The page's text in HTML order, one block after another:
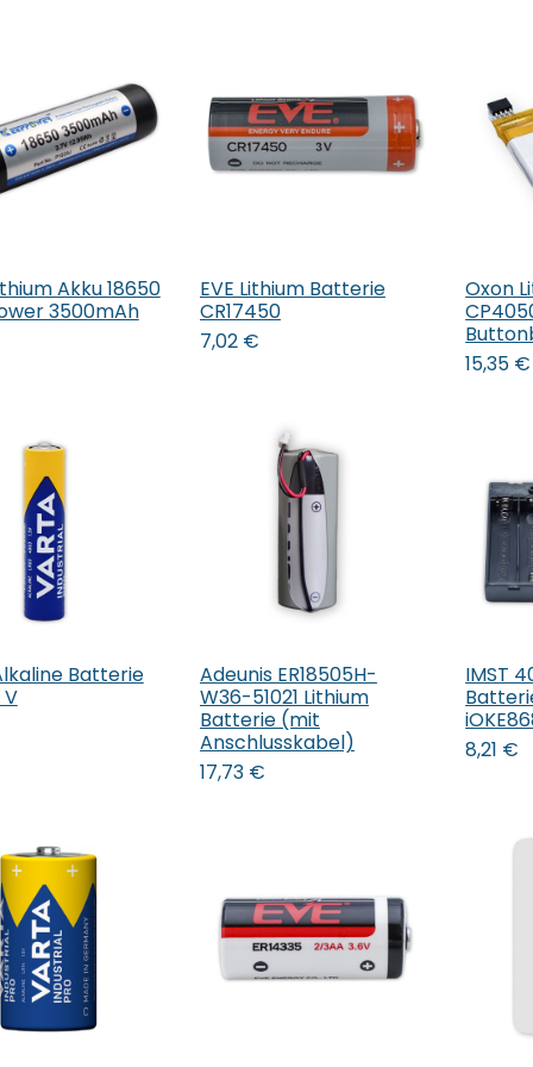
Warenkorb
Akku 18650
3500mAh
In den Warenkorb
EVE Lithium Batterie
CR17450
7,02€
In
Oxon
15,35 €
Warenkorb
Batterie
V
In den Warenkorb
Adeunis ER18505H-
W36-51021 Lithium
Batterie (mit
Anschlusskabel)
17,73€
In
IMST
8,21 €